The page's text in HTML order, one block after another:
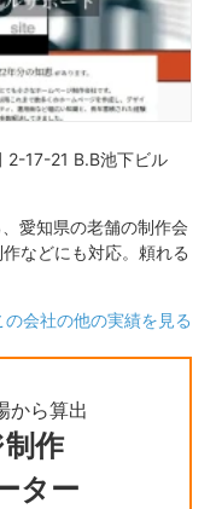
2-17-21 B.B池下ビル
愛知県の老舗の制作会
などにも対応。頼れる
の会社の他の実績を見る
から算出
作
ター